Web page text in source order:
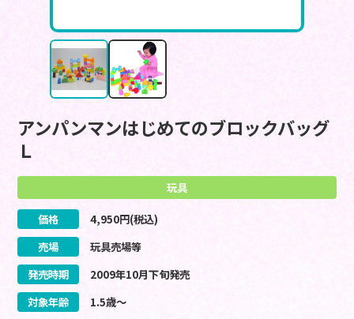
アンパンマンはじめてのブロックバッグ
Ｌ
玩具
価格 4,950円(税込)
売場
玩具売場等
発売時期
2009年10月下旬発売
対象年齢
1.5歳～